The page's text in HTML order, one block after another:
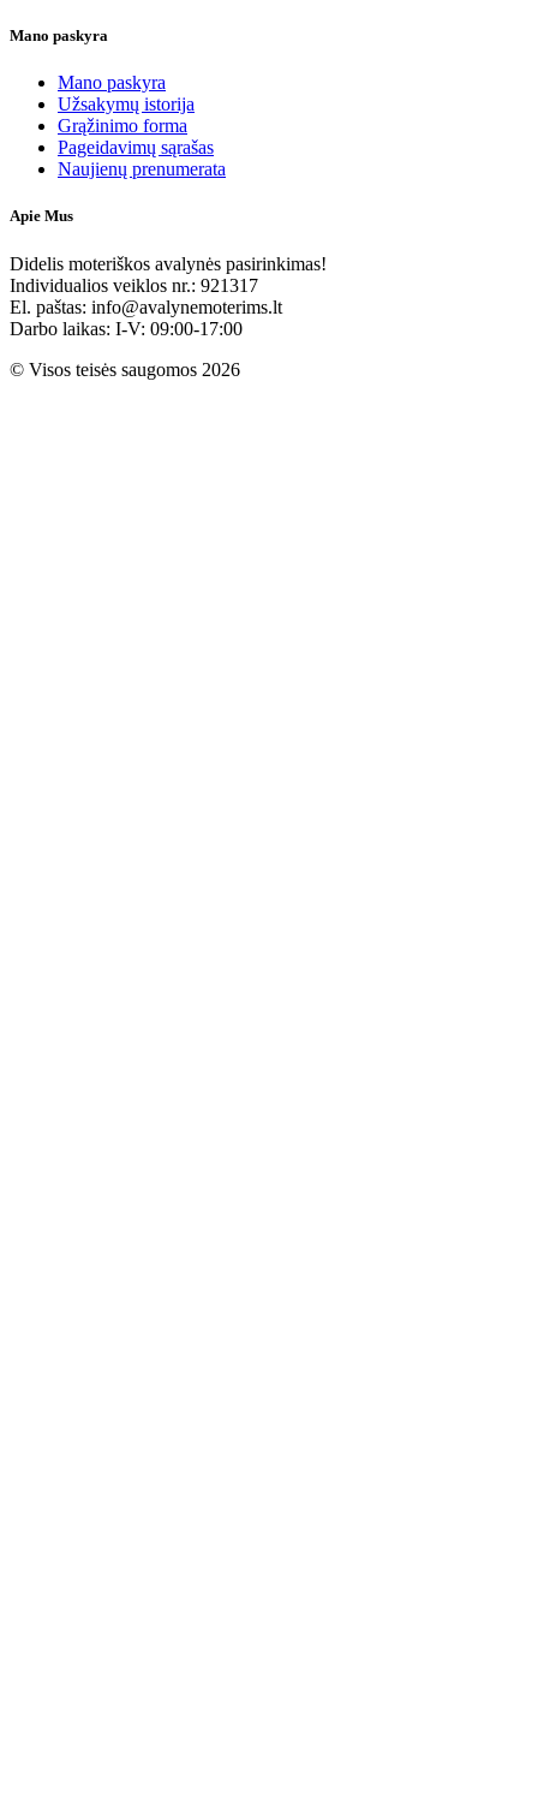
Mano paskyra
Mano paskyra
Užsakymų istorija
Grąžinimo forma
Pageidavimų sąrašas
Naujienų prenumerata
Apie Mus
Didelis moteriškos avalynės pasirinkimas!
Individualios veiklos nr.: 921317
El. paštas: info@avalynemoterims.lt
Darbo laikas: I-V: 09:00-17:00
© Visos teisės saugomos 2026